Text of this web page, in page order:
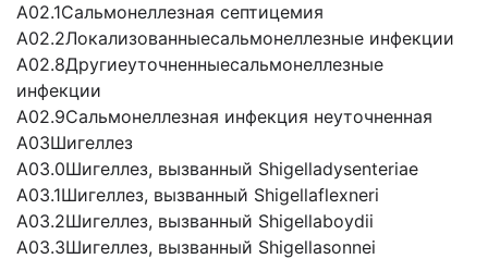
А02.1Сальмонеллезная септицемия
А02.2Локализованныесальмонеллезные инфекции
А02.8Другиеуточненныесальмонеллезные
инфекции
А02.9Сальмонеллезная инфекция неуточненная
А03Шигеллез
А03.0Шигеллез, вызванный Shigelladysenteriae
А03.1Шигеллез, вызванный Shigellaflexneri
А03.2Шигеллез, вызванный Shigellaboydii
А03.3Шигеллез, вызванный Shigellasonnei